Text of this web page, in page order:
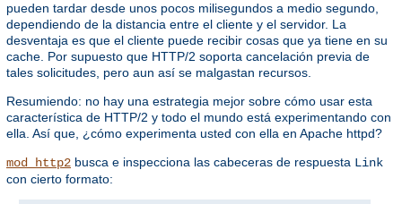
pueden tardar desde unos pocos milisegundos a medio segundo,
dependiendo de la distancia entre el cliente y el servidor. La
desventaja es que el cliente puede recibir cosas que ya tiene en su
cache. Por supuesto que HTTP/2 soporta cancelación previa de
tales solicitudes, pero aun así se malgastan recursos.
Resumiendo: no hay una estrategia mejor sobre cómo usar esta
característica de HTTP/2 y todo el mundo está experimentando con
ella. Así que, ¿cómo experimenta usted con ella en Apache httpd?
mod_http2 busca e inspecciona las cabeceras de respuesta Link
con cierto formato: